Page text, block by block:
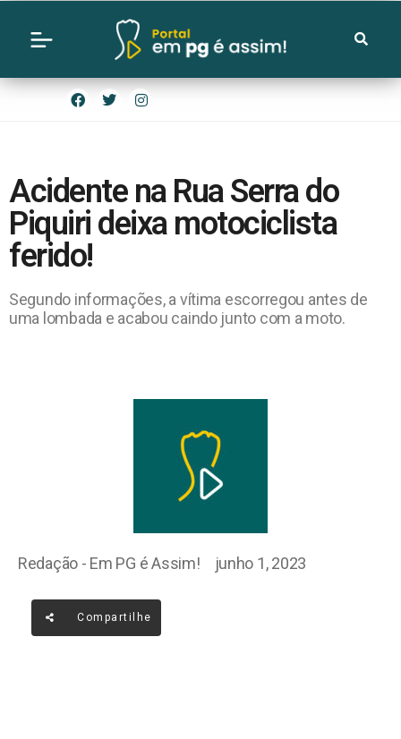
Acidente na Rua Serra do
Piquiri deixa motociclista
ferido!
Segundo informações, a vítima escorregou antes de
uma lombada e acabou caindo junto com a moto.
Redação - Em PG é Assim! junho 1, 2023
Compartilhe